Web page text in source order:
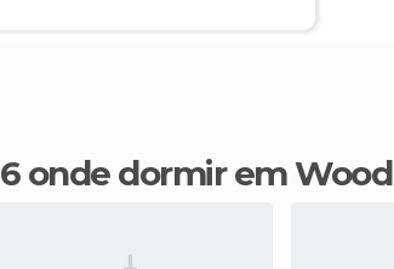
16 onde dormir em